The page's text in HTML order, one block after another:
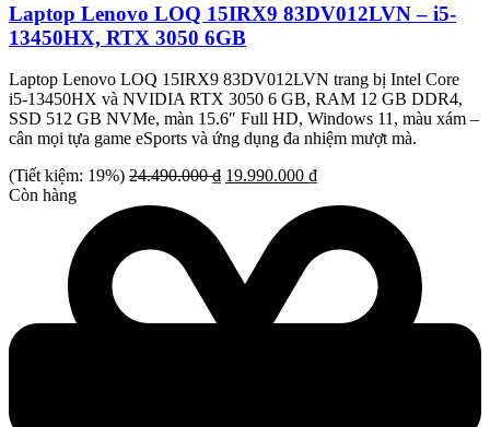
Laptop Lenovo LOQ 15IRX9 83DV012LVN – i5-
13450HX, RTX 3050 6GB
Laptop Lenovo LOQ 15IRX9 83DV012LVN trang bị Intel Core
i5-13450HX và NVIDIA RTX 3050 6 GB, RAM 12 GB DDR4,
SSD 512 GB NVMe, màn 15.6″ Full HD, Windows 11, màu xám –
cân mọi tựa game eSports và ứng dụng đa nhiệm mượt mà.
(Tiết kiệm: 19%) 24.490.000₫ Giá
24.490.000 ₫.
19.990.000 ₫Giá
tại
19.990.000 ₫.
Còn hàng